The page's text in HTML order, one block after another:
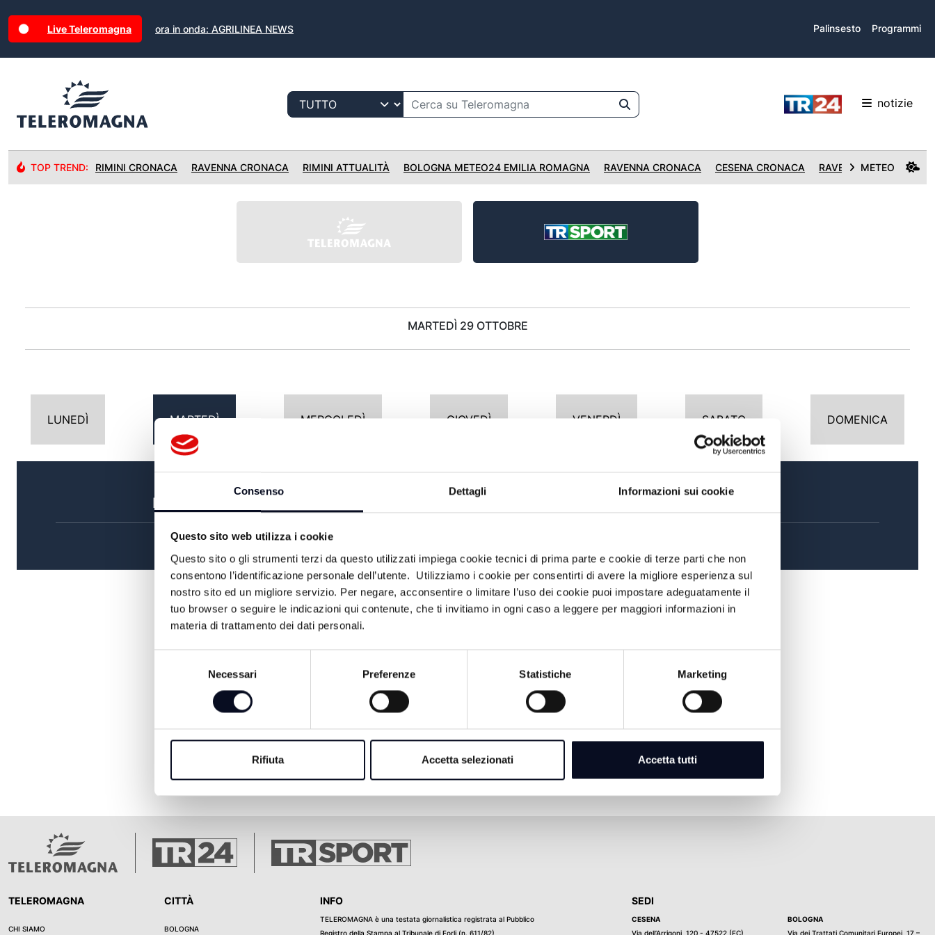
Consenso Dettagli Informazioni sui cookie
Questo sito web utilizza i cookie
Questo sito o gli strumenti terzi da questo utilizzati impiega cookie tecnici di prima parte e cookie di terze parti che non
consentono l’identificazione personale dell’utente. Utilizziamo i cookie per consentirti di avere la migliore esperienza sul
nostro sito ed un migliore servizio. Per negare, acconsentire o limitare l’uso dei cookie puoi impostare adeguatamente il
tuo browser o seguire le indicazioni qui contenute, che ti invitiamo in ogni caso a leggere per maggiori informazioni in
materia di trattamento dei dati personali.
Necessari Preferenze Statistiche Marketing
Rifiuta Accetta selezionati Accetta tutti
Live Teleromagna ora in onda: AGRILINEA NEWS Palinsesto Programmi
notizie
TOP TREND: RIMINI CRONACA RAVENNA CRONACA RIMINI ATTUALITÀ BOLOGNA METEO24 EMILIA ROMAGNA RAVENNA CRONACA CESENA CRONACA RAVENNA CRONACA
METEO
MARTEDÌ 29 OTTOBRE
LUNEDÌ MARTEDÌ MERCOLEDÌ GIOVEDÌ VENERDÌ SABATO DOMENICA
MATTINA POMERIGGIO
TELEROMAGNA
CHI SIAMO
CITTÀ
BOLOGNA
INFO
TELEROMAGNA è una testata giornalistica registrata al Pubblico
Registro della Stampa al Tribunale di Forli (n. 611/82)
SEDI
CESENA
Via dell’Arrigoni, 120 - 47522 (FC)
BOLOGNA
Via dei Trattati Comunitari Europei, 17 –